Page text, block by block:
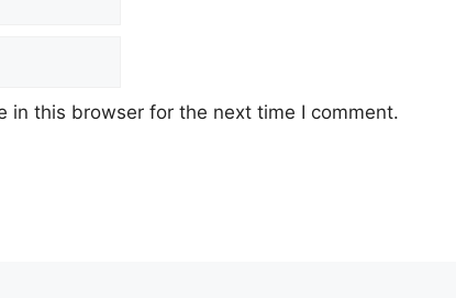
in this browser for the next time I comment.